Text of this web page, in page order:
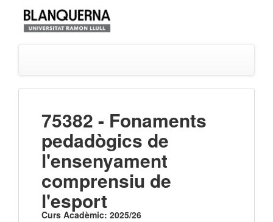
75382 - Fonaments
pedadògics de
l'ensenyament
comprensiu de
l'esport
Curs Acadèmic: 2025/26